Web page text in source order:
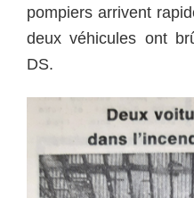
pompiers arrivent
deux véhicules ont
DS.